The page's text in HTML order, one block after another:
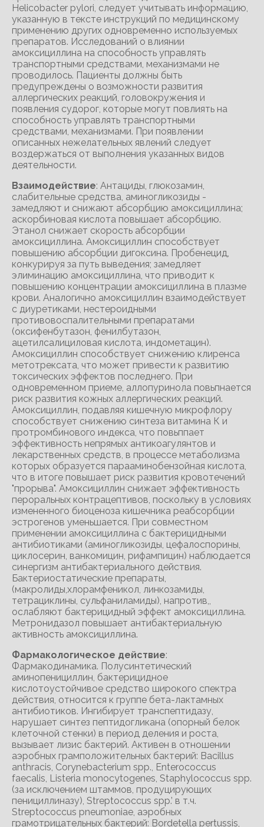
Helicobacter pylori, следует учитывать информацию,
указанную в тексте инструкций по медицинскому
применению других одновременно используемых
препаратов. Исследований о влиянии
амоксициллина на способность управлять
транспортными средствами, механизмами не
проводилось. Пациенты должны быть
предупреждены о возможности развития
аллергических реакций, головокружения и
появления судорог, которые могут повлиять на
способность управлять транспортными
средствами, механизмами. При появлении
описанных нежелательных явлений следует
воздержаться от выполнения указанных видов
деятельности.
Взаимодействие: Антациды, глюкозамин,
слабительные средства, аминогликозиды -
замедляют и снижают абсорбцию амоксициллина;
аскорбиновая кислота повышает абсорбцию.
Этанол снижает скорость абсорбции
амоксициллина. Амоксициллин способствует
повышению абсорбции дигоксина. Пробенецид,
конкурируя за путь выведения; замедляет
элиминацию амоксициллина, что приводит к
повышению концентрации амоксициллина в плазме
крови. Аналогично амоксициллин взаимодействует
с диуретиками, нестероидными
противовоспалительными препаратами
(оксифенбутазон, фенилбутазон,
ацетилсалициловая кислота, индометацин).
Амоксициллин способствует снижению клиренса
метотрексата, что может привести к развитию
токсических эффектов последнего. При
одновременном приеме, аллопуринола повьпнается
риск развития кожных аллергических реакций.
Амоксициллин, подавляя кишечную микрофлору
способствует снижению синтеза витамина К и
протромбинового индекса, что повьппает
эффективность непрямых антикоагулянтов и
лекарственных средств, в процессе метаболизма
которых образуется парааминобензойная кислота,
что в итоге повышает риск развития кровотечений
"прорыва". Амоксициллин снижает эффективность
пероральных контрацептивов, поскольку в условиях
измененного биоценоза кишечника реабсорбции
эстрогенов уменьшается. При совместном
применении амоксициллина с бактерицидными
антибиотиками (аминогликозиды, цефалоспорины,
циклосерин, ванкомицин, рифампицин) наблюдается
синергизм антибактериального действия.
Бактериостатические препараты,
(макролиды,хлорамфеникол, линкозамиды,
тетрациклины, сульфаниламиды), напротив,,
ослабляют бактерицидный эффект амоксициллина.
Метронидазол повышает антибактериальную
активность амоксициллина.
Фармакологическое действие:
Фармакодинамика. Полусинтетический
аминопенициллин, бактерицидное
кислотоустойчивое средство широкого спектра
действия, относится к группе бета-лактамных
антибиотиков. Ингибирует транспептидазу,
нарушает синтез пептидогликана (опорный белок
клеточной стенки) в период деления и роста,
вызывает лизис бактерий. Активен в отношении
аэробных грамположительных бактерий: Bacillus
anthracis, Corynebacterium spp., Enterococcus
faecalis, Listeria monocytogenes, Staphylococcus spp.
(за исключением штаммов, продуцирующих
пенициллиназу), Streptococcus spp.’ в т.ч.
Streptococcus pneumoniae, аэробных
грамотрицательных бактерий: Bordetella pertussis,